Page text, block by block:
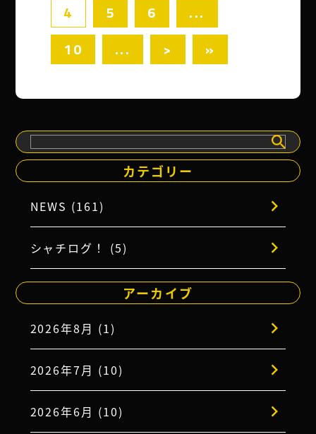
4
5 6
...
10
... > »
検
索
カテゴリー
NEWS (161)
シャチログ！ (5)
アーカイブ
2026年8月 (1)
2026年7月 (10)
2026年6月 (10)